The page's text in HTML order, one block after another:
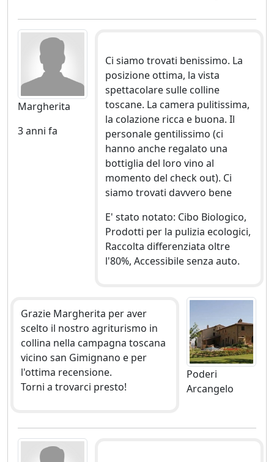
Margherita
3 anni fa
Ci siamo trovati benissimo. La
posizione ottima, la vista
spettacolare sulle colline
toscane. La camera pulitissima,
la colazione ricca e buona. Il
personale gentilissimo (ci
hanno anche regalato una
bottiglia del loro vino al
momento del check out). Ci
siamo trovati davvero bene
E' stato notato: Cibo Biologico,
Prodotti per la pulizia ecologici,
Raccolta differenziata oltre
l'80%, Accessibile senza auto.
Grazie Margherita per aver
scelto il nostro agriturismo in
collina nella campagna toscana
vicino san Gimignano e per
l'ottima recensione.
Torni a trovarci presto!
Poderi
Arcangelo